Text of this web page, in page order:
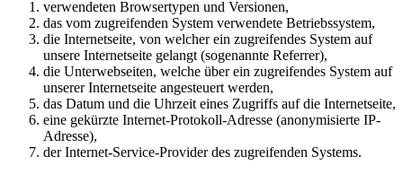
verwendeten Browsertypen und Versionen,
das vom zugreifenden System verwendete Betriebssystem,
die Internetseite, von welcher ein zugreifendes System auf
unsere Internetseite gelangt (sogenannte Referrer),
die Unterwebseiten, welche über ein zugreifendes System auf
unserer Internetseite angesteuert werden,
das Datum und die Uhrzeit eines Zugriffs auf die Internetseite,
eine gekürzte Internet-Protokoll-Adresse (anonymisierte IP-
Adresse),
der Internet-Service-Provider des zugreifenden Systems.